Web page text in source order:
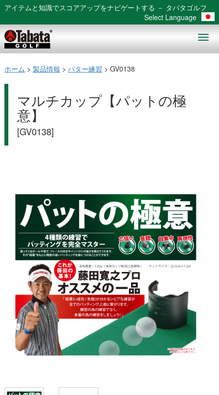
アイテムと知識でスコアアップをナビゲートする － タバタゴルフ
Select Language
ホーム > 製品情報 > パター練習 > GV0138
マルチカップ【パットの極
意】
[GV0138]